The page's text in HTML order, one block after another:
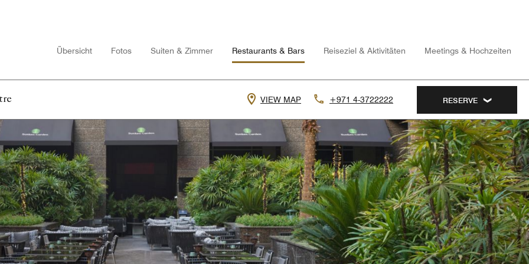
Übersicht Fotos Suiten & Zimmer Restaurants & Bars Reiseziel & Aktivitäten Meetings & Hochzeiten
VIEW MAP +971 4-3722222 RESERVE